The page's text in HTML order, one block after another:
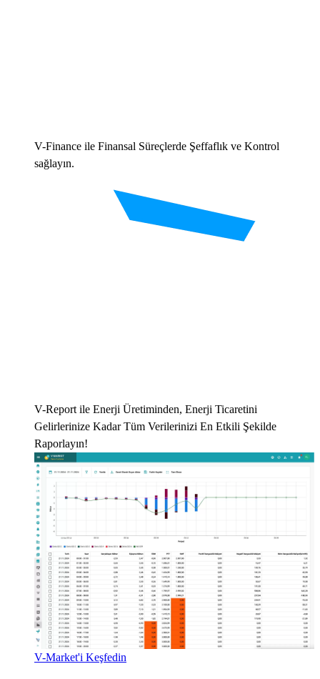
V-Finance ile Finansal Süreçlerde Şeffaflık ve Kontrol
sağlayın.
V-Report ile Enerji Üretiminden, Enerji Ticaretini
Gelirlerinize Kadar Tüm Verilerinizi En Etkili Şekilde
Raporlayın!
V-Market'i Keşfedin